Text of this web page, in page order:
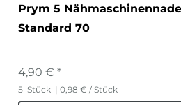
Prym 5
Standard 70
4,90 € *
5 Stück | 0,98 € / Stück